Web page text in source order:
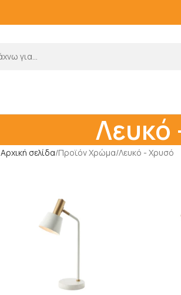
Λευκό
Αρχική σελίδα Προϊόν Χρώμα Λευκό - Χρυσό